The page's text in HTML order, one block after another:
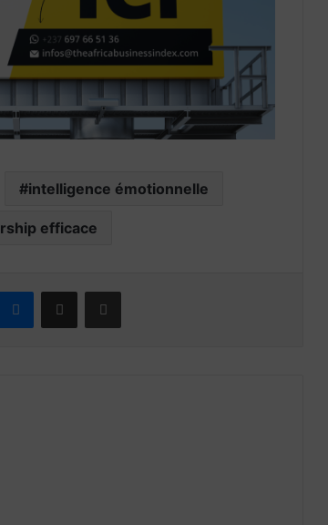
intelligence émotionnelle
efficace
Messenger
Partager par email Imprimer